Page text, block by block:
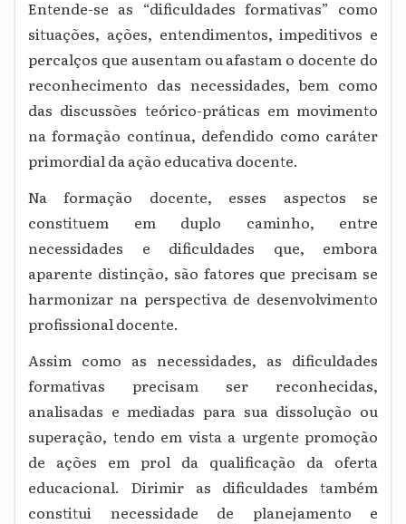
Entende-se as “dificuldades formativas” como
situações, ações, entendimentos, impeditivos e
percalços que ausentam ou afastam o docente do
reconhecimento das necessidades, bem como
das discussões teórico-práticas em movimento
na formação contínua, defendido como caráter
primordial da ação educativa docente.
Na formação docente, esses aspectos se
constituem em duplo caminho, entre
necessidades e dificuldades que, embora
aparente distinção, são fatores que precisam se
harmonizar na perspectiva de desenvolvimento
profissional docente.
Assim como as necessidades, as dificuldades
formativas precisam ser reconhecidas,
analisadas e mediadas para sua dissolução ou
superação, tendo em vista a urgente promoção
de ações em prol da qualificação da oferta
educacional. Dirimir as dificuldades também
constitui necessidade de planejamento e